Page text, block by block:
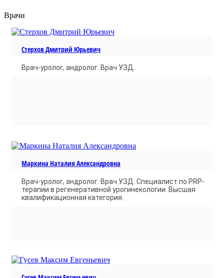
Врачи
Стерхов Дмитрий Юрьевич
Врач-уролог, андролог. Врач УЗД.
Маркина Наталия Александровна
Врач-уролог, андролог. Врач УЗД. Cпециалист по PRP-
терапии в регенеративной урогинекологии. Высшая
квалификационная категория.